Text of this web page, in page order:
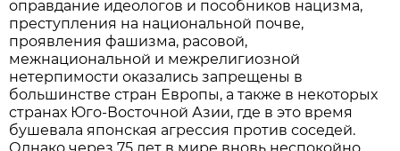
оправдание идеологов и пособников нацизма,
преступления на национальной почве,
проявления фашизма, расовой,
межнациональной и межрелигиозной
нетерпимости оказались запрещены в
большинстве стран Европы, а также в некоторых
странах Юго-Восточной Азии, где в это время
бушевала японская агрессия против соседей.